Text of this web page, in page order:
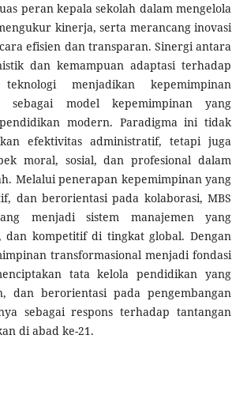
peran kepala sekolah dalam mengelola
kinerja, serta merancang inovasi
efisien dan transparan. Sinergi antara
dan kemampuan adaptasi terhadap
teknologi menjadikan kepemimpinan
sebagai model kepemimpinan yang
modern. Paradigma ini tidak
efektivitas administratif, tetapi juga
moral, sosial, dan profesional dalam
Melalui penerapan kepemimpinan yang
dan berorientasi pada kolaborasi, MBS
menjadi sistem manajemen yang
dan kompetitif di tingkat global. Dengan
transformasional menjadi fondasi
tata kelola pendidikan yang
dan berorientasi pada pengembangan
sebagai respons terhadap tantangan
di abad ke-21.